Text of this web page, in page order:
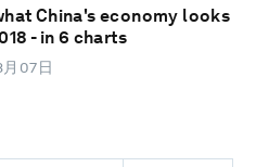
China's economy looks
- in 6 charts
07日